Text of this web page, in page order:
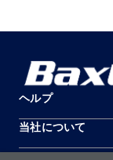
ヘルプ
お問い合わせ
当社について